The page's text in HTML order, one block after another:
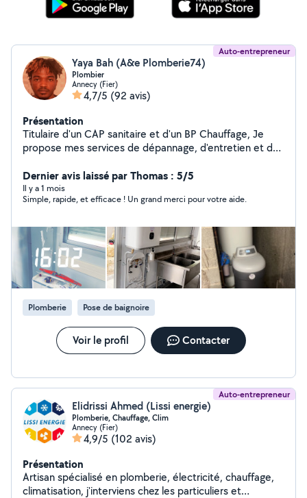
Auto-entrepreneur
Yaya Bah (A&e Plomberie74)
Plombier
Annecy (Fier)
4,7/5 (92 avis)
Présentation
Titulaire d'un CAP sanitaire et d'un BP Chauffage, Je
propose mes services de dépannage, d'entretien et de
baignoire, débouchage, recherche de fuite , différentes
modifications et tout travaux sanitaires Création de
salle de bain
Dernier avis laissé par Thomas : 5/5
Il y a 1 mois
Simple, rapide, et efficace ! Un grand merci pour votre aide.
Plomberie Pose de baignoire
Voir le profil Contacter
Auto-entrepreneur
Elidrissi Ahmed (Lissi energie)
Plomberie, Chauffage, Clim
Annecy (Fier)
4,9/5 (102 avis)
Présentation
Artisan spécialisé en plomberie, électricité, chauffage,
climatisation, j'interviens chez les particuliers et